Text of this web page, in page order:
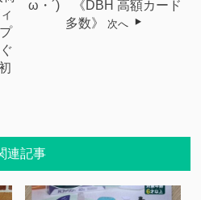
ω・´)ゞ《DBH 高額カード
多数》
次へ
連記事